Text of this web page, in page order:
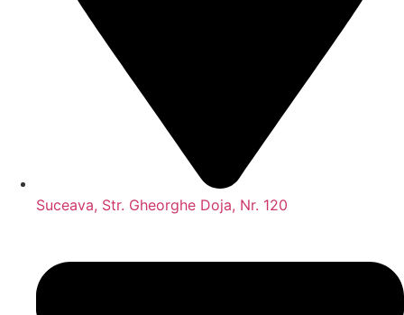
Suceava, Str. Gheorghe Doja, Nr. 120